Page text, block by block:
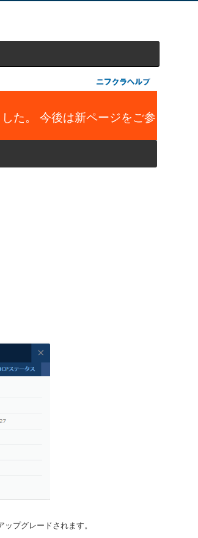
た。 今後は新ページをご参
プグレードされます。